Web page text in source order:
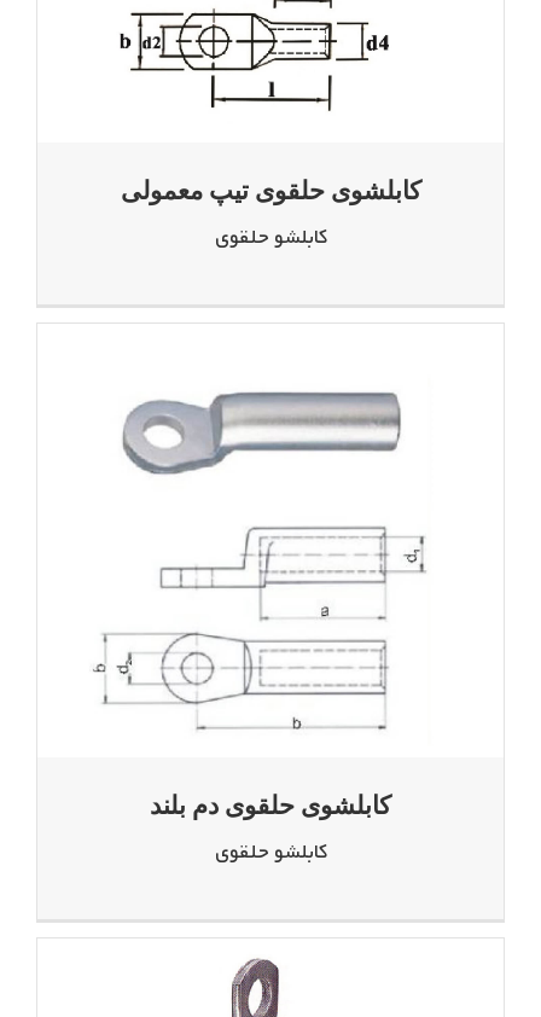
کابلشوی حلقوی تیپ معمولی
کابلشو حلقوی
کابلشوی حلقوی دم بلند
کابلشو حلقوی